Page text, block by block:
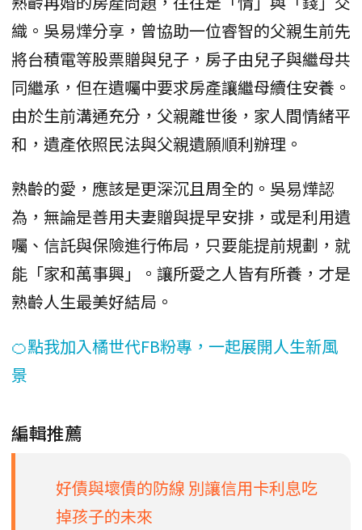
織。吳易燁分享，曾協助一位睿智的父親生前先
將台積電等股票贈與兒子，房子由兒子與繼母共
同繼承，但在遺囑中要求房產讓繼母續住安養。
由於生前溝通充分，父親離世後，家人間情緒平
和，遺產依照民法與父親遺願順利辦理。
​熟齡的愛，應該是更深沉且周全的。吳易燁認
為，無論是善用夫妻贈與提早安排，或是利用遺
囑、信託與保險進行佈局，只要能提前規劃，就
能「家和萬事興」。讓所愛之人皆有所養，才是
熟齡人生最美好結局。
🍊點我加入橘世代FB粉專，一起展開人生新風
景
編輯推薦
好債與壞債的防線 別讓信用卡利息吃
掉孩子的未來